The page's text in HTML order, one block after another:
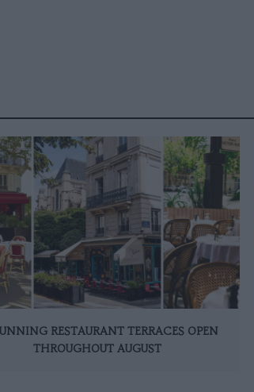
RESTAURANT TERRACES OPEN
THROUGHOUT AUGUST